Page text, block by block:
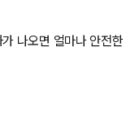
나오면 얼마나 안전한